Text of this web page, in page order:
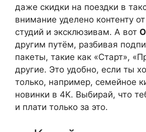
даже скидки на поездки в
внимание уделено контенту
студий и эксклюзивам. А вот
другим путём, разбивая
пакеты, такие как «Старт»,
другие. Это удобно, если ты
только, например, семейное
новинки в 4K. Выбирай, что
и плати только за это.